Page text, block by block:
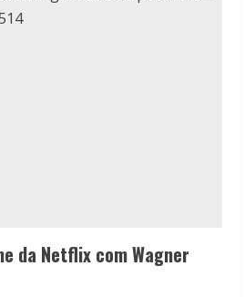
da Netflix com Wagner